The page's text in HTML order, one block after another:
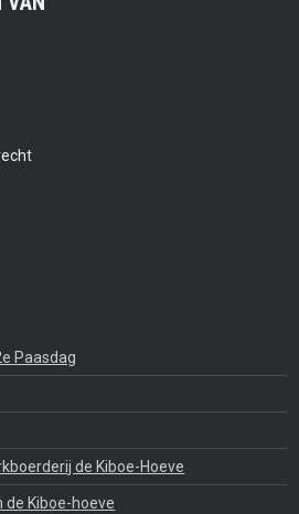
Paasdag
de Kiboe-Hoeve
de Kiboe-hoeve